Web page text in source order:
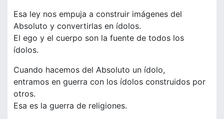
Esa ley nos empuja a construir imágenes del
Absoluto y convertirlas en ídolos.
El ego y el cuerpo son la fuente de todos los
ídolos.
Cuando hacemos del Absoluto un ídolo,
entramos en guerra con los ídolos construidos por
otros.
Esa es la guerra de religiones.